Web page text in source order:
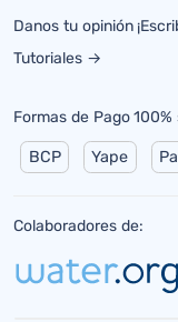
Danos tu opinión
Tutoriales →
Formas de Pago 100%
BCP Yape
Colaboradores de: